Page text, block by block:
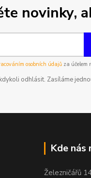
novinky,
osobních údajůza účelem
odhlásit. Zasíláme
Kde nás
Železničářů